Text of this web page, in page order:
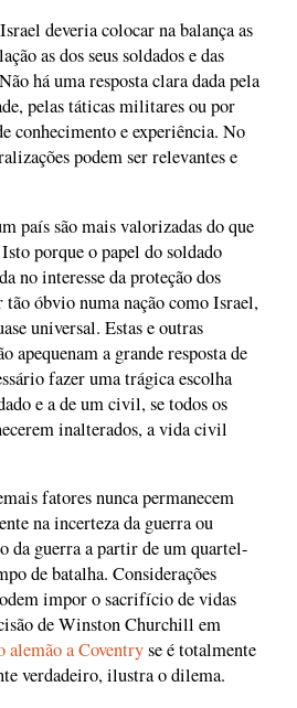
deveria colocar na balança as
as dos seus soldados e das
há uma resposta clara dada pela
pelas táticas militares ou por
conhecimento e experiência. No
podem ser relevantes e
país são mais valorizadas do que
porque o papel do soldado
no interesse da proteção dos
óbvio numa nação como Israel,
universal. Estas e outras
apequenam a grande resposta de
fazer uma trágica escolha
e a de um civil, se todos os
inalterados, a vida civil
fatores nunca permanecem
na incerteza da guerra ou
da guerra a partir de um quartel-
de batalha. Considerações
impor o sacrifício de vidas
de Winston Churchill em
alemão a Coventryse é totalmente
verdadeiro, ilustra o dilema.